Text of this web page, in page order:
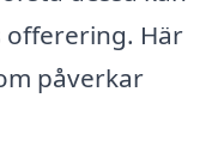
offerering. Här
påverkar